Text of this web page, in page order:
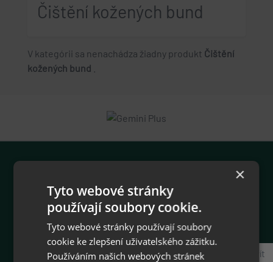
Čištění kožených bund
V kategórii sa nenachádza žiadny produkt Čištění
kožených bund
O firmě
Gemini Plus v.o.s.
Jarošovská 1162
377 01 Jindřichův Hradec
Společnost je zapsána v obchodním rejstříku
Zavřít
×
Tyto webové stránky
používají soubory cookie.
Tyto webové stránky používají soubory
cookie ke zlepšení uživatelského zážitku.
Používáním našich webových stránek